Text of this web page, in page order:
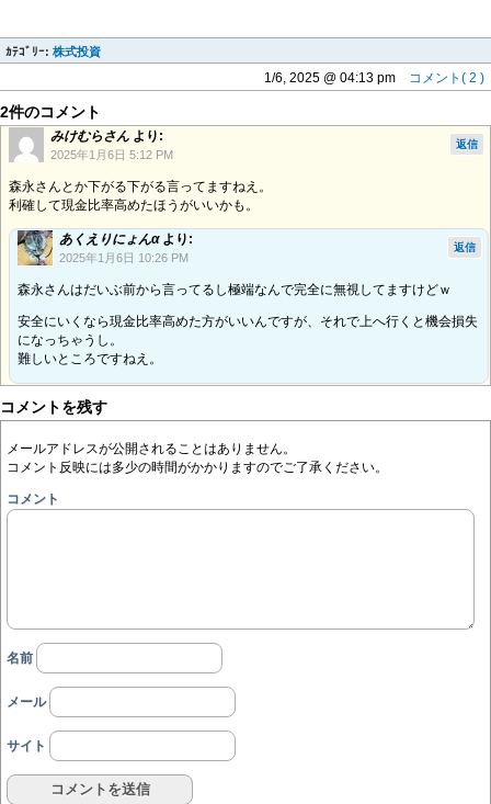
ｶﾃｺﾞﾘｰ: 株式投資
1/6, 2025 @ 04:13 pm コメント( 2 )
2件のコメント
みけむらさん より:
2025年1月6日 5:12 PM
森永さんとか下がる下がる言ってますねえ。
利確して現金比率高めたほうがいいかも。
返信
あくえりにょんα より:
2025年1月6日 10:26 PM
森永さんはだいぶ前から言ってるし極端なんで完全に無視してますけどｗ
安全にいくなら現金比率高めた方がいいんですが、それで上へ行くと機会損失
になっちゃうし。
難しいところですねえ。
返信
コメントを残す
メールアドレスが公開されることはありません。
コメント反映には多少の時間がかかりますのでご了承ください。
コメント
名前
メール
サイト